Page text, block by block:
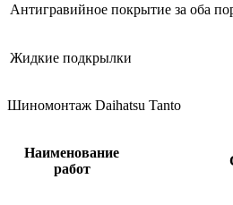
Антигравийное покрытие за оба
Жидкие подкрылки
Шиномонтаж Daihatsu Tanto
Наименование
работ